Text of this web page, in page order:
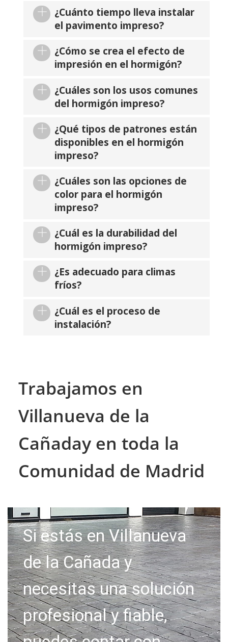
¿Cuánto tiempo lleva instalar
el pavimento impreso?
¿Cómo se crea el efecto de
impresión en el hormigón?
¿Cuáles son los usos comunes
del hormigón impreso?
¿Qué tipos de patrones están
disponibles en el hormigón
impreso?
¿Cuáles son las opciones de
color para el hormigón
impreso?
¿Cuál es la durabilidad del
hormigón impreso?
¿Es adecuado para climas
fríos?
¿Cuál es el proceso de
instalación?
Trabajamos en
Villanueva de la
Cañaday en toda la
Comunidad de Madrid
Si estás en Villanueva
de la Cañada y
necesitas una solución
profesional y fiable,